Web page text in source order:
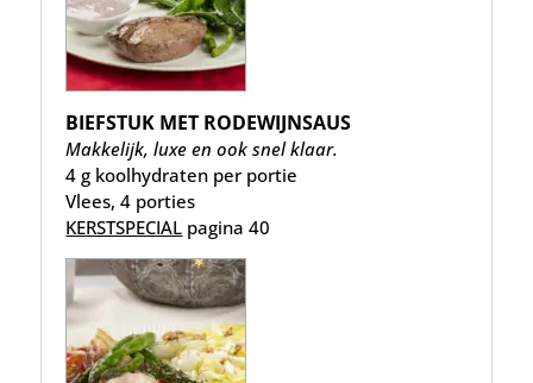
BIEFSTUK MET RODEWIJNSAUS
Makkelijk, luxe en ook snel klaar.
4 g koolhydraten per portie
Vlees, 4 porties
KERSTSPECIAL pagina 40